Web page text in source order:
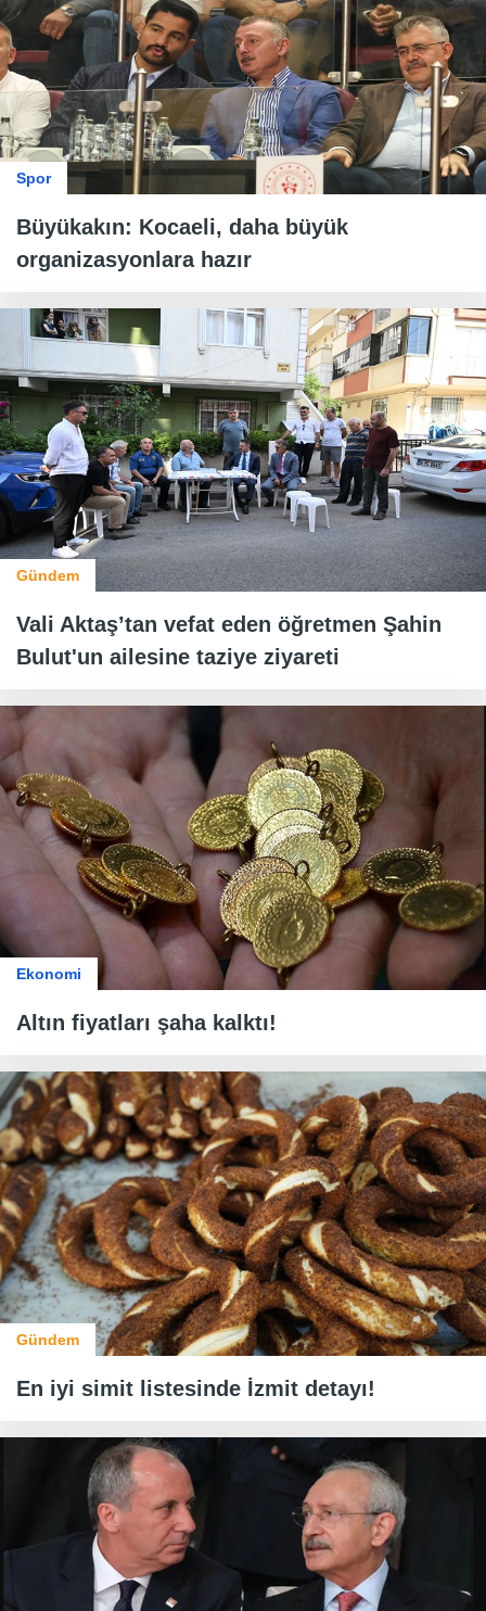
Spor
Büyükakın: Kocaeli, daha büyük
organizasyonlara hazır
Gündem
Vali Aktaş’tan vefat eden öğretmen Şahin
Bulut'un ailesine taziye ziyareti
Ekonomi
Altın fiyatları şaha kalktı!
Gündem
En iyi simit listesinde İzmit detayı!